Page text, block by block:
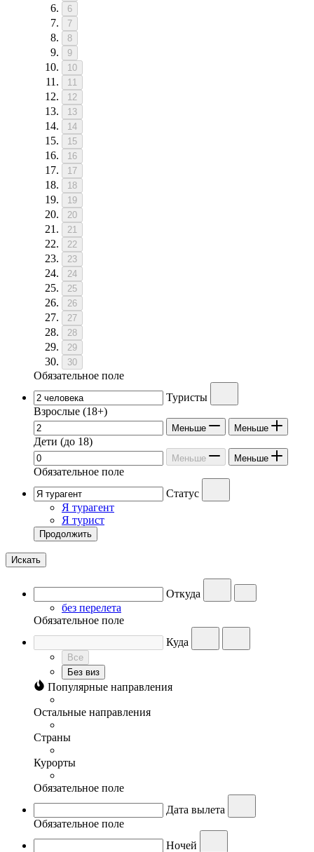
6
7
8
9
10
11
12
13
14
15
16
17
18
19
20
21
22
23
24
25
26
27
28
29
30
Обязательное поле
Туристы
Взрослые (18+)
Меньше Меньше
Дети (до 18)
Меньше Меньше
Обязательное поле
Статус
Я турагент
Я турист
Продолжить
Искать
Откуда
без перелета
Обязательное поле
Куда
Все
Без виз
Популярные направления
Остальные направления
Страны
Курорты
Обязательное поле
Дата вылета
Обязательное поле
Ночей